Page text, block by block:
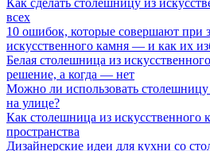
Как сделать столешницу из
всех
10 ошибок, которые совершают при
искусственного камня — и как их
Белая столешница из
решение, а когда — нет
Можно ли использовать столешницу
на улице?
Как столешница из искусственного
пространства
Дизайнерские идеи для кухни со